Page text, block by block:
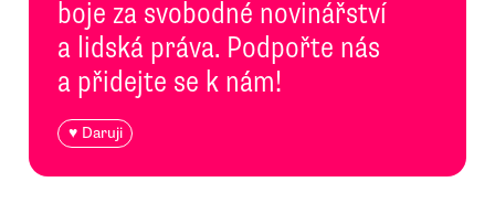
boje za svobodné novinářství
a lidská práva. Podpořte nás
a přidejte se k nám!
♥ Daruji